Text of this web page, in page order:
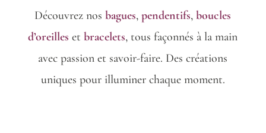
Découvrez nosbagues,pendentifs,boucles
d’oreilles etbracelets, tous façonnés à la main
avec passion et savoir-faire. Des créations
uniques pour illuminer chaque moment.